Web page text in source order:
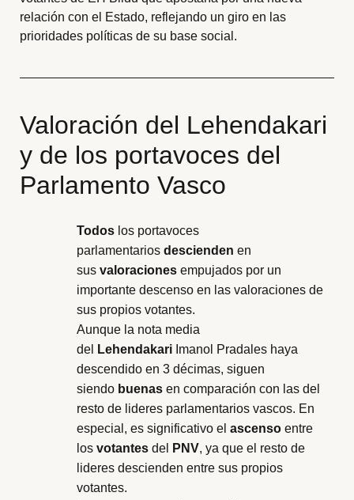
relación con el Estado, reflejando un giro en las
prioridades políticas de su base social.
Valoración del Lehendakari
y de los portavoces del
Parlamento Vasco
Todos los portavoces
parlamentariosdescienden en
susvaloraciones empujados por un
importante descenso en las valoraciones de
sus propios votantes.
Aunque la nota media
del
Lehendakari Imanol Pradales haya
descendido en 3 décimas, siguen
siendo buenas en comparación con las del
resto de lideres parlamentarios vascos. En
especial, es significativo elascenso entre
losvotantes del PNV, ya que el resto de
lideres descienden entre sus propios
votantes.